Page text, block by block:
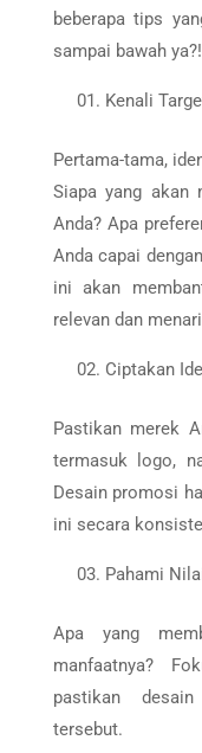
beberapa tips
sampai bawah ya?!
Kenali
Pertama-tama,
Siapa yang akan
Anda? Apa
Anda capai
ini akan
relevan dan
Ciptakan
Pastikan merek
termasuk logo,
Desain promosi
ini secara
Pahami
Apa yang
manfaatnya?
pastikan
tersebut.